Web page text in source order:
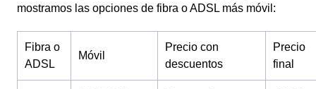
mostramos las opciones de fibra o ADSL más móvil:
Fibra o
ADSL
Móvil
Precio con
descuentos
Precio
final